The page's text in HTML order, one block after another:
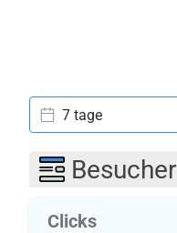
7 tage
Besucher
Clicks